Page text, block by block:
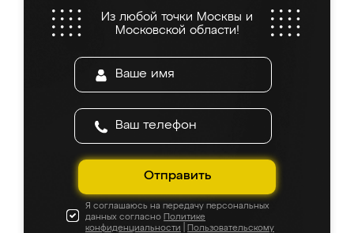
Из любой точки Москвы и
Московской области!
Отправить
Я соглашаюсь на передачу персональных
данных согласно Политике
конфиденциальности
Пользовательскому